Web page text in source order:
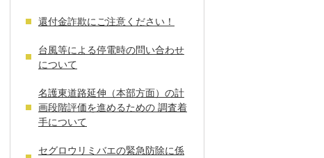
還付金詐欺にご注意ください！
台風等による停電時の問い合わせ
について
名護東道路延伸（本部方面）の計
画段階評価を進めるための 調査着
手について
セグロウリミバエの緊急防除に係